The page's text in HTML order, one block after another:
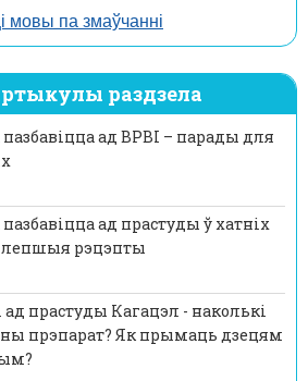
мовы па змаўчанні
раздзела
пазбавіцца ад ВРВІ – парады для
ад прастуды ў хатніх
лепшыя рэцэпты
ад прастуды Кагацэл - наколькі
прэпарат? Як прымаць дзецям